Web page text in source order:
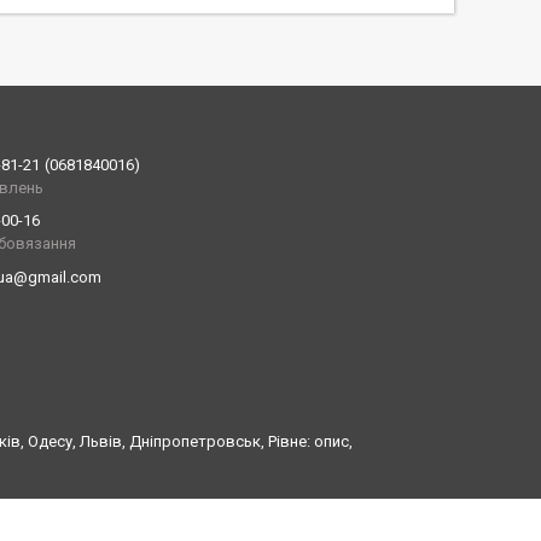
21
0681840016
16
Одесу, Львів, Дніпропетровськ, Рівне: опис,